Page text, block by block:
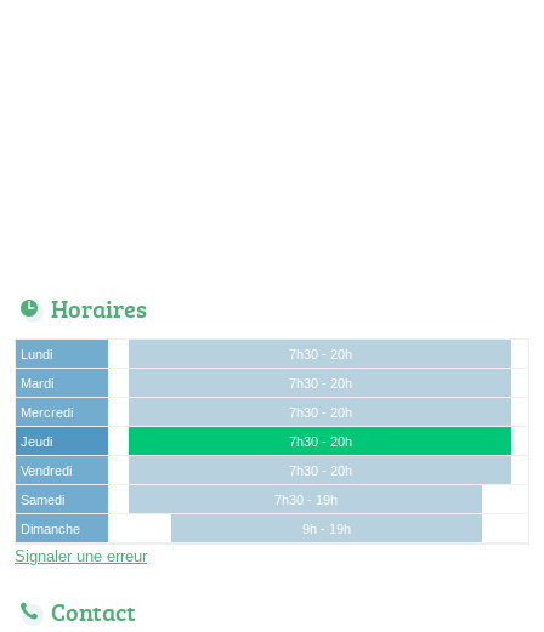
Horaires
Lundi
7h30 - 20h
Mardi
7h30 - 20h
Mercredi
7h30 - 20h
Jeudi
7h30 - 20h
Vendredi
7h30 - 20h
Samedi
7h30 - 19h
Dimanche
9h - 19h
Signaler une erreur
Contact